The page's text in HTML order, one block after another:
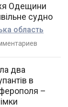
Одещини
судно
область
два
в
–